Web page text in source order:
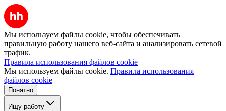
Мы используем файлы cookie, чтобы обеспечивать
правильную работу нашего веб-сайта и анализировать сетевой
трафик.
Правила использования файлов cookie
Мы используем файлы cookie. Правила использования
файлов cookie
Понятно
Ищу работу